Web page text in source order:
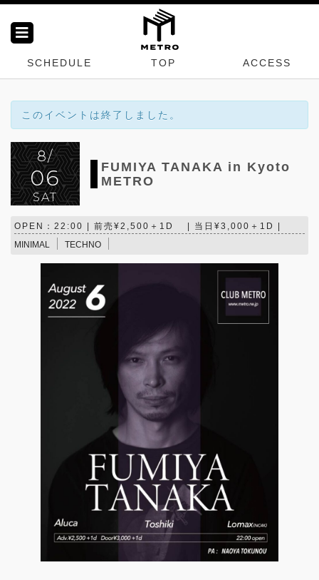
SCHEDULE TOP ACCESS
このイベントは終了しました。
8/
06
SAT
FUMIYA TANAKA in Kyoto
METRO
OPEN：22:00 | 前売¥2,500＋1D | 当日¥3,000＋1D |
MINIMAL
TECHNO